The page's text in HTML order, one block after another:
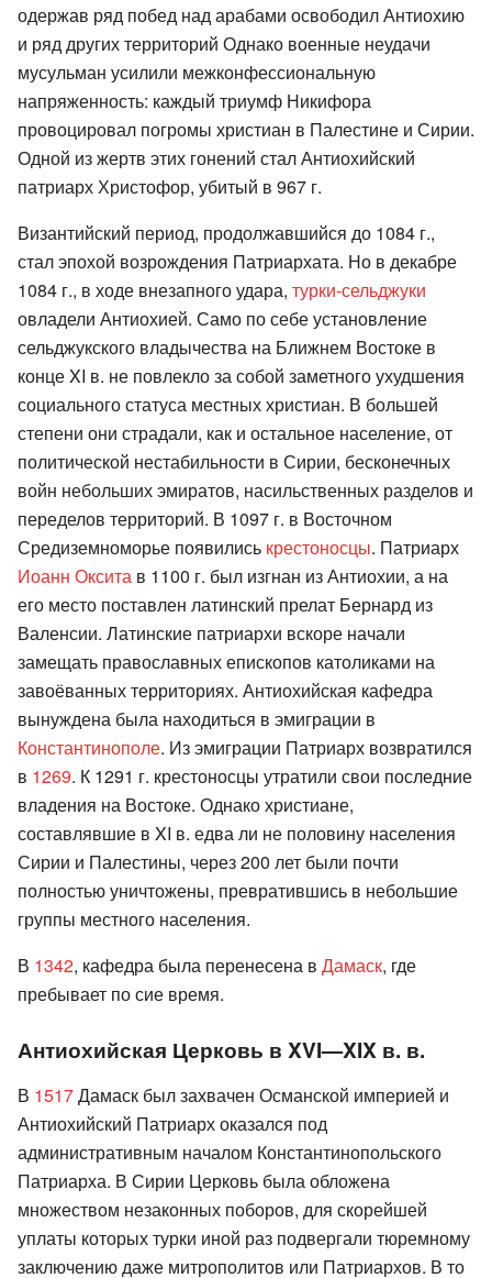
одержав ряд побед над арабами освободил Антиохию
и ряд других территорий Однако военные неудачи
мусульман усилили межконфессиональную
напряженность: каждый триумф Никифора
провоцировал погромы христиан в Палестине и Сирии.
Одной из жертв этих гонений стал Антиохийский
патриарх Христофор, убитый в 967 г.
Византийский период, продолжавшийся до 1084 г.,
стал эпохой возрождения Патриархата. Но в декабре
1084 г., в ходе внезапного удара, турки-сельджуки
овладели Антиохией. Само по себе установление
сельджукского владычества на Ближнем Востоке в
конце XI в. не повлекло за собой заметного ухудшения
социального статуса местных христиан. В большей
степени они страдали, как и остальное население, от
политической нестабильности в Сирии, бесконечных
войн небольших эмиратов, насильственных разделов и
переделов территорий. В 1097 г. в Восточном
Средиземноморье появились крестоносцы. Патриарх
Иоанн Оксита в 1100 г. был изгнан из Антиохии, а на
его место поставлен латинский прелат Бернард из
Валенсии. Латинские патриархи вскоре начали
замещать православных епископов католиками на
завоёванных территориях. Антиохийская кафедра
вынуждена была находиться в эмиграции в
Константинополе. Из эмиграции Патриарх возвратился
в 1269. К 1291 г. крестоносцы утратили свои последние
владения на Востоке. Однако христиане,
составлявшие в XI в. едва ли не половину населения
Сирии и Палестины, через 200 лет были почти
полностью уничтожены, превратившись в небольшие
группы местного населения.
В 1342, кафедра была перенесена в Дамаск, где
пребывает по сие время.
Антиохийская Церковь в XVI—XIX в. в.
В 1517Дамаск был захвачен Османской империей и
Антиохийский Патриарх оказался под
административным началом Константинопольского
Патриарха. В Сирии Церковь была обложена
множеством незаконных поборов, для скорейшей
уплаты которых турки иной раз подвергали тюремному
заключению даже митрополитов или Патриархов. В то